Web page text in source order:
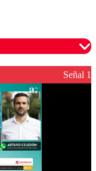
garantizar un
Señal 1